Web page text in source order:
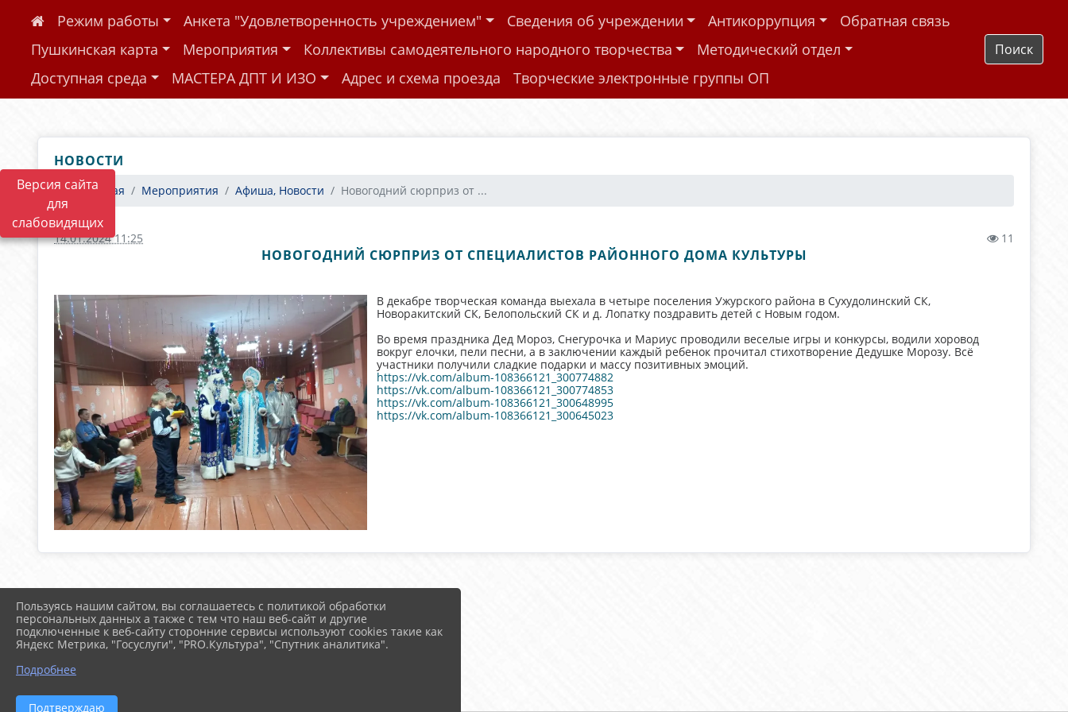
Версия сайта
для
слабовидящих
Режим работы Анкета "Удовлетворенность учреждением" Сведения об учреждении Антикоррупция
Обратная связь
Пушкинская карта
Мероприятия Коллективы самодеятельного народного творчества
Методический отдел
Доступная среда
МАСТЕРА ДПТ И ИЗО Адрес и схема проезда Творческие электронные группы ОП
Поиск
НОВОСТИ
Главная Мероприятия Афиша, Новости Новогодний сюрприз от ...
14.01.2024 11:25 11
НОВОГОДНИЙ СЮРПРИЗ ОТ СПЕЦИАЛИСТОВ РАЙОННОГО ДОМА КУЛЬТУРЫ
В декабре творческая команда выехала в четыре поселения Ужурского района в Сухудолинский СК,
Новоракитский СК, Белопольский СК и д. Лопатку поздравить детей с Новым годом.
Во время праздника Дед Мороз, Снегурочка и Мариус проводили веселые игры и конкурсы, водили хоровод
вокруг елочки, пели песни, а в заключении каждый ребенок прочитал стихотворение Дедушке Морозу. Всё
участники получили сладкие подарки и массу позитивных эмоций.
https://vk.com/album-108366121_300774882
https://vk.com/album-108366121_300774853
https://vk.com/album-108366121_300648995
https://vk.com/album-108366121_300645023
Пользуясь нашим сайтом, вы соглашаетесь с политикой обработки
персональных данных а также с тем что наш веб-сайт и другие
подключенные к веб-сайту сторонние сервисы используют cookies такие как
Яндекс Метрика, "Госуслуги", "PRO.Культура", "Спутник аналитика".
Подробнее
Подтверждаю